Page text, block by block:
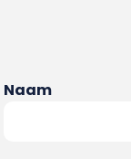
Naam